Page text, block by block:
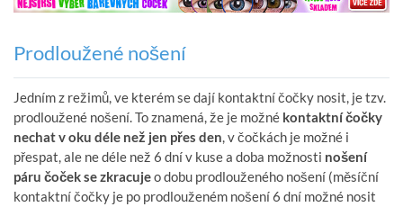
Prodloužené nošení
Jedním z režimů, ve kterém se dají kontaktní čočky nosit, je tzv.
prodloužené nošení. To znamená, že je možné kontaktní čočky
nechat v oku déle než jen přes den, v čočkách je možné i
přespat, ale ne déle než 6 dní v kuse a doba možnosti nošení
páru čoček se zkracujeo dobu prodlouženého nošení (měsíční
kontaktní čočky je po prodlouženém nošení 6 dní možné nosit